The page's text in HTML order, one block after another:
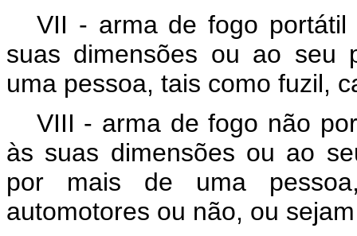
VII - arma de fogo
suas dimensões ou ao seu
uma pessoa, tais como fuzil,
VIII - arma de fogo não
às suas dimensões ou ao
por mais de uma
automotores ou não, ou